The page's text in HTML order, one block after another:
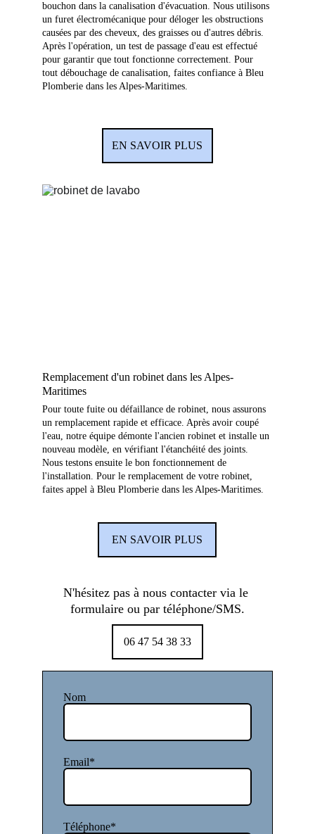
bouchon dans la canalisation d'évacuation. Nous utilisons
un furet électromécanique pour déloger les obstructions
causées par des cheveux, des graisses ou d'autres débris.
Après l'opération, un test de passage d'eau est effectué
pour garantir que tout fonctionne correctement. Pour
tout débouchage de canalisation, faites confiance à Bleu
Plomberie dans les Alpes-Maritimes.
Remplacement d'un robinet dans les Alpes-
Maritimes
Pour toute fuite ou défaillance de robinet, nous assurons
un remplacement rapide et efficace. Après avoir coupé
l'eau, notre équipe démonte l'ancien robinet et installe un
nouveau modèle, en vérifiant l'étanchéité des joints.
Nous testons ensuite le bon fonctionnement de
l'installation. Pour le remplacement de votre robinet,
faites appel à Bleu Plomberie dans les Alpes-Maritimes.
EN SAVOIR PLUS
EN SAVOIR PLUS
N'hésitez pas à nous contacter via le
formulaire ou par téléphone/SMS.
06 47 54 38 33
Nom
Email*
Téléphone*